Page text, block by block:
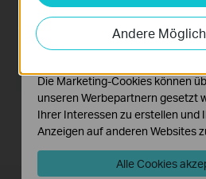
Sprache:Englisch
Dateigröße:
Betriebssystem: Win2000/XP/
Andere
Analyse-Cookies ermöglichen
auf unserer Website zu
Funktionsweise unserer Website
Die Marketing-Cookies können
unseren Werbepartnern gesetzt
Ihrer Interessen zu erstellen und
Anzeigen auf anderen Websites
Alle Cookies